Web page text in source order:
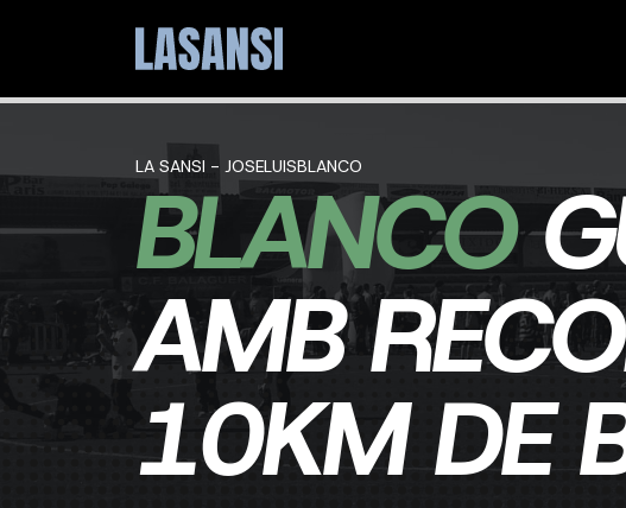
LA SANSI - JOSELUISBLANCO
BLANCO
AMB
10KM DE